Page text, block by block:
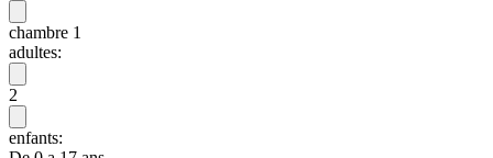
chambre 1
adultes:
2
enfants: